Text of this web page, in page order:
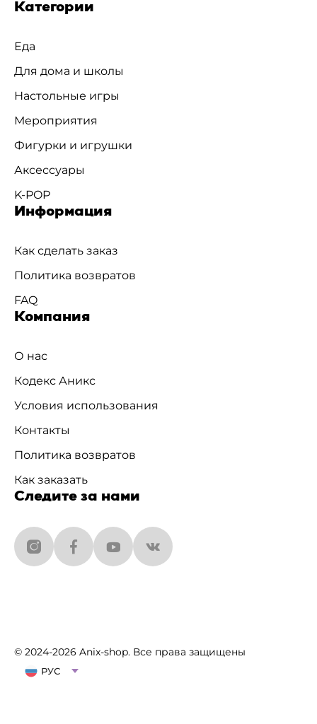
Категории
Еда
Для дома и школы
Настольные игры
Мероприятия
Фигурки и игрушки
Аксессуары
K-POP
Информация
Как сделать заказ
Политика возвратов
FAQ
Компания
О нас
Кодекс Аникс
Условия использования
Контакты
Политика возвратов
Как заказать
Следите за нами
© 2024-2026 Anix-shop. Все права защищены
РУС